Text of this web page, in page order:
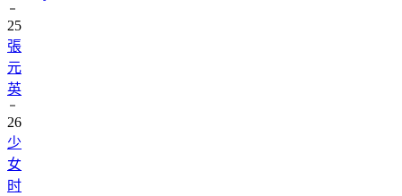
25
張
元
英
26
少
女
时